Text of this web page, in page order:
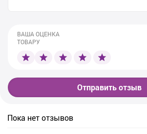
ВАША ОЦЕНКА
ТОВАРУ
Отправить отзыв
Пока нет отзывов